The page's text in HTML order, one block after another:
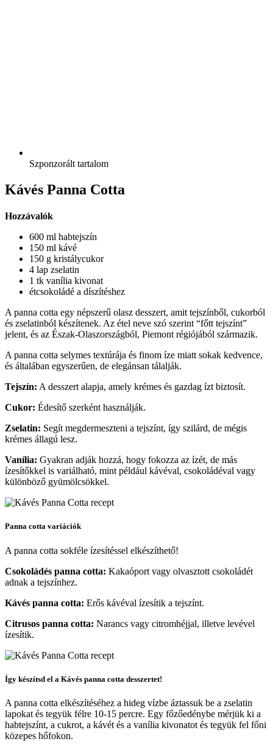
Szponzorált tartalom
Kávés Panna Cotta
Hozzávalók
600 ml habtejszín
150 ml kávé
150 g kristálycukor
4 lap zselatin
1 tk vanília kivonat
étcsokoládé a díszítéshez
A panna cotta egy népszerű olasz desszert, amit tejszínből, cukorból
és zselatinból készítenek. Az étel neve szó szerint “főtt tejszínt”
jelent, és az Észak-Olaszországból, Piemont régiójából származik.
A panna cotta selymes textúrája és finom íze miatt sokak kedvence,
és általában egyszerűen, de elegánsan tálalják.
Tejszín: A desszert alapja, amely krémes és gazdag ízt biztosít.
Cukor: Édesítő szerként használják.
Zselatin: Segít megdermeszteni a tejszínt, így szilárd, de mégis
krémes állagú lesz.
Vanília: Gyakran adják hozzá, hogy fokozza az ízét, de más
ízesítőkkel is variálható, mint például kávéval, csokoládéval vagy
különböző gyümölcsökkel.
Panna cotta variációk
A panna cotta sokféle ízesítéssel elkészíthető!
Csokoládés panna cotta: Kakaóport vagy olvasztott csokoládét
adnak a tejszínhez.
Kávés panna cotta: Erős kávéval ízesítik a tejszínt.
Citrusos panna cotta: Narancs vagy citromhéjjal, illetve levével
ízesítik.
Így készítsd el a Kávés panna cotta desszertet!
A panna cotta elkészítéséhez a hideg vízbe áztassuk be a zselatin
lapokat és tegyük félre 10-15 percre. Egy főzőedénybe mérjük ki a
habtejszínt, a cukrot, a kávét és a vanília kivonatot és tegyük fel főni
közepes hőfokon.